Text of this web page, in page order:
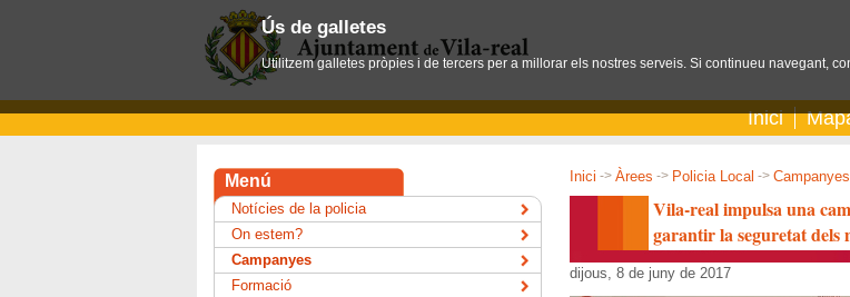
Inici
Inici -> Àrees -> Policia Local -> Campanyes
Vila-real impulsa una
garantir la seguretat dels
dijous, 8 de juny de 2017
Menú
Notícies de la policia
On estem?
Campanyes
Formació
Ús de galletes
Utilitzem galletes pròpies i de tercers per a millorar els nostres serveis. Si continueu navegant,